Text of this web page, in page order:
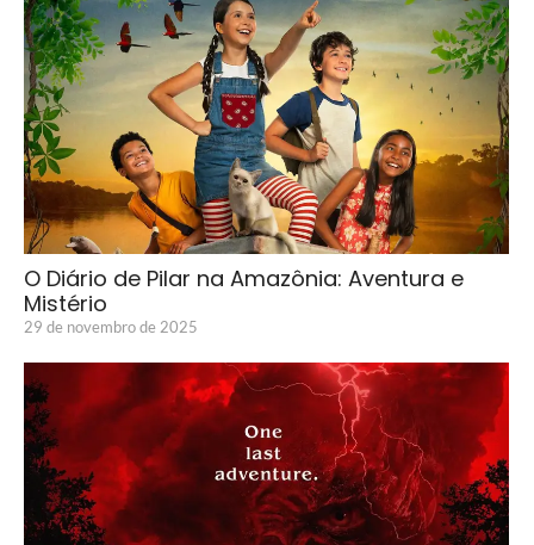
O Diário de Pilar na Amazônia: Aventura e
Mistério
29 de novembro de 2025